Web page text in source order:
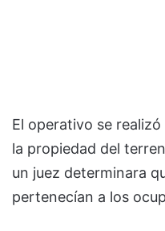
El operativo se
la propiedad del
un juez determinara
pertenecían a los